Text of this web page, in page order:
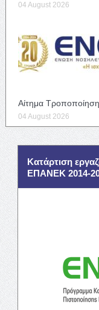
04 August 2026
Αίτημα
04 August 2026
Κατάρτιση
ΕΠΑΝΕΚ 2014-